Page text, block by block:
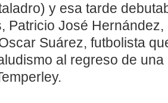
y esa tarde
Patricio José
Suárez, futbolista
al regreso de una